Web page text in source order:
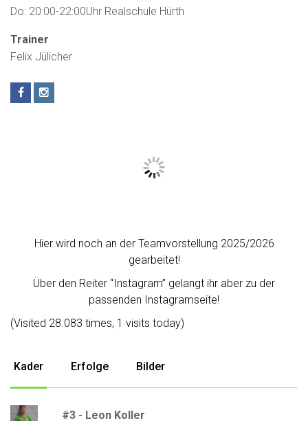
Do: 20:00-22:00Uhr Realschule Hürth
Trainer
Felix Jülicher
Hier wird noch an der Teamvorstellung 2025/2026
gearbeitet!
Über den Reiter “Instagram” gelangt ihr aber zu der
passenden Instagramseite!
(Visited 28.083 times, 1 visits today)
Kader Erfolge Bilder
#3 - Leon Koller